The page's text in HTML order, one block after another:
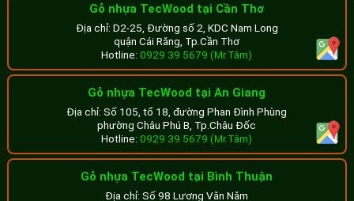
Những vật liệu lam gỗ nhựa cao cấp tuy có giá cả cao hơn
nhưng chất lượng và độ bền sẽ cao hơn rất nhiều, không
cần bảo dưỡng hay sửa chữa thường xuyên. Từ đó sẽ giúp
khách hàng tiết kiệm được rất nhiều chi phí.
Hơn nữa, khi lựa chọn các đơn vị kinh doanh gỗ nhựa uy
tín, khách hàng sẽ được đảm bảo về khâu bảo hành. Khi
sản phẩm có vấn đề trong thời gian bảo hành, ở những
đơn vị uy tín sẽ hỗ trợ sửa chữa miễn phí, thậm chí là thay
Gỗ nhựa TecWood tại Cần Thơ
Địa chỉ: D2-25, Đường số 2, KDC Nam Long
quận Cái Răng, Tp.Cần Thơ
Hotline:0929 39 5679 (Mr.Tâm)
Gỗ nhựa TecWood tại An Giang
Địa chỉ: Số 105, tổ 18, đường Phan Đình Phùng
phường Châu Phú B, Tp.Châu Đốc
Hotline:0929 39 5679 (Mr.Tâm)
Gỗ nhựa TecWood tại Bình Thuận
Địa chỉ: Số 98 Lương Văn Năm